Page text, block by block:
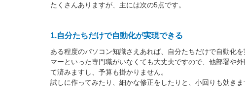
たくさんありますが、主には次の5点です。
1.自分たちだけで自動化が実現できる
ある程度のパソコン知識さえあれば、自分たちだけで自動化
マーといった専門職がいなくても大丈夫ですので、他部署や
て済みますし、予算も掛かりません。
試しに作ってみたり、細かな修正をしたりと、小回りも効きま